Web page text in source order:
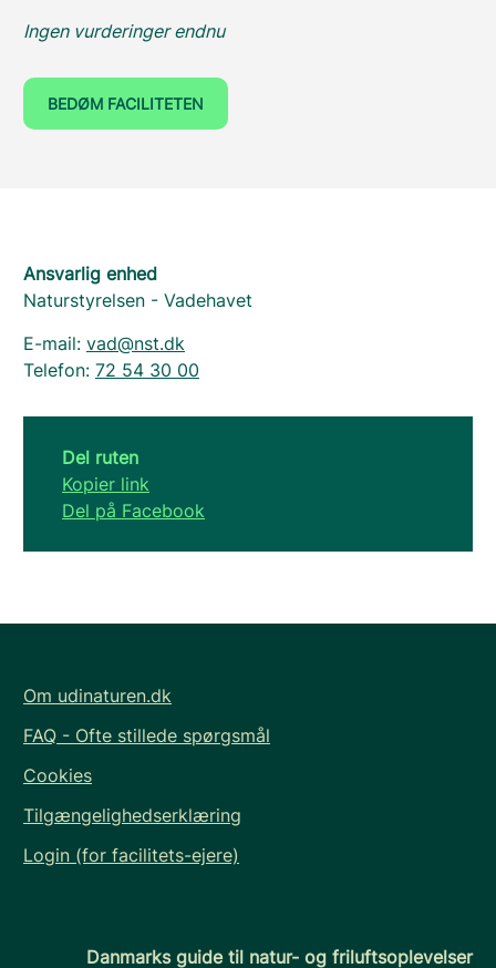
Ingen vurderinger endnu
BEDØM FACILITETEN
Ansvarlig enhed
Naturstyrelsen - Vadehavet
E-mail: vad@nst.dk
Telefon: 72 54 30 00
Del ruten
Kopier link
Del på Facebook
Om udinaturen.dk
FAQ - Ofte stillede spørgsmål
Cookies
Tilgængelighedserklæring
Login (for facilitets-ejere)
Danmarks guide til natur- og friluftsoplevelser